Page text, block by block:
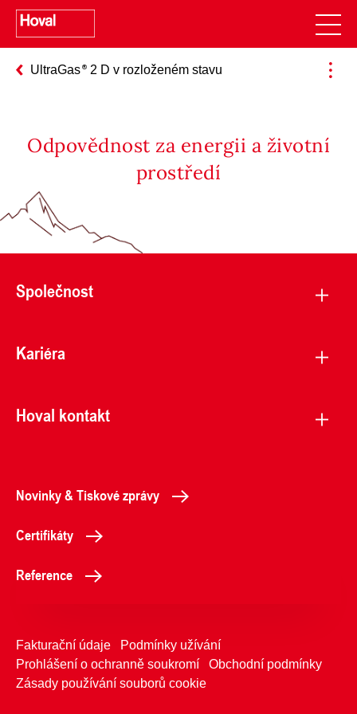
UltraGas 2 D v rozloženém stavu
Odpovědnost za energii a životní
prostředí
Společnost
Kariéra
Hoval kontakt
Novinky & Tiskové zprávy
Certifikáty
Reference
Fakturační údaje
Podmínky užívání
Prohlášení o ochranně soukromí
Obchodní podmínky
Zásady používání souborů cookie